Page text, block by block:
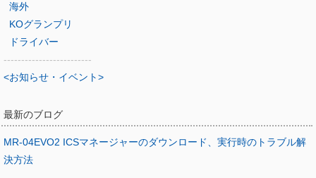
海外
KOグランプリ
ドライバー
-------------------------
<お知らせ・イベント>
最新のブログ
MR-04EVO2 ICSマネージャーのダウンロード、実行時のトラブル解
決方法